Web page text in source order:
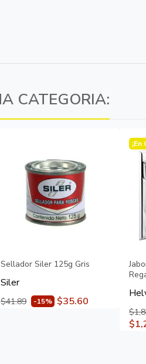
CATEGORIA:
Sellador Siler 125g Gris
Siler
$41.89 -15% $35.60